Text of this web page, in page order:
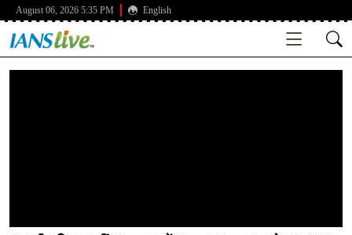
August 06, 2026 5:35 PM English